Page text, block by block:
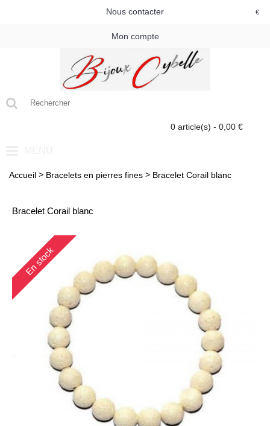
Nous contacter €
Mon compte
0 article(s) - 0,00 €
Accueil > Bracelets en pierres fines > Bracelet Corail blanc
Bracelet Corail blanc
En stock